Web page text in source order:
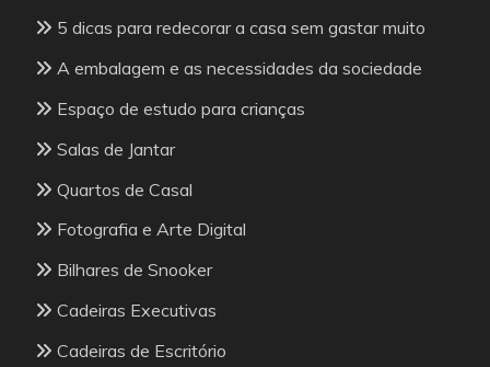
5 dicas para redecorar a casa sem gastar muito
A embalagem e as necessidades da sociedade
Espaço de estudo para crianças
Salas de Jantar
Quartos de Casal
Fotografia e Arte Digital
Bilhares de Snooker
Cadeiras Executivas
Cadeiras de Escritório